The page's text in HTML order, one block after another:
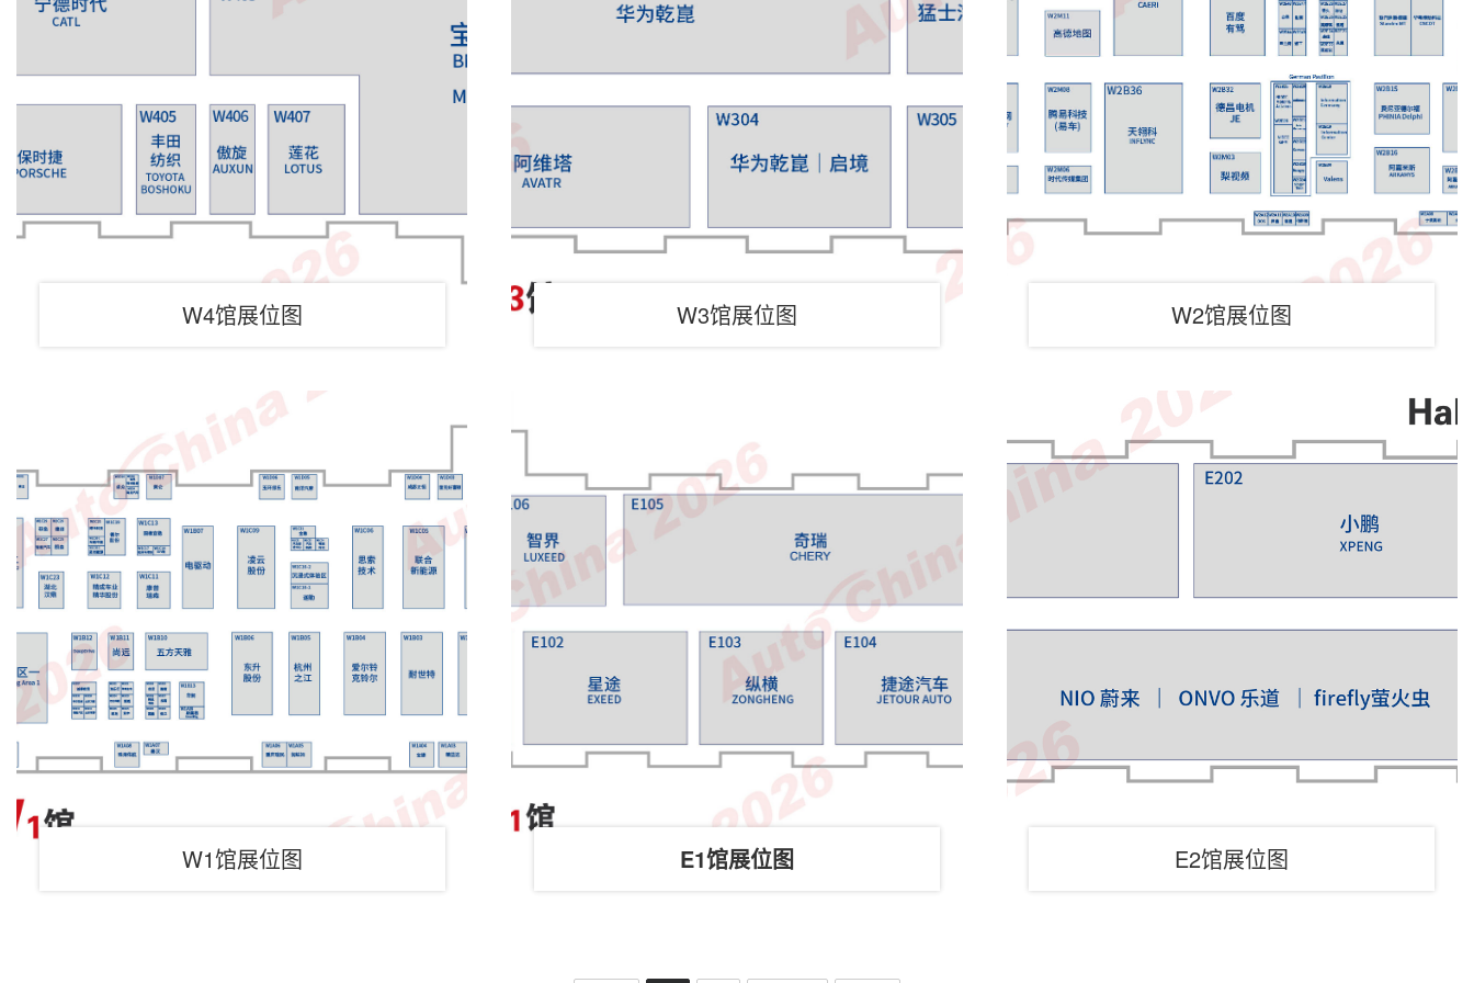
W4馆展位图 W3馆展位图 W2馆展位图
W1馆展位图 E1馆展位图 E2馆展位图